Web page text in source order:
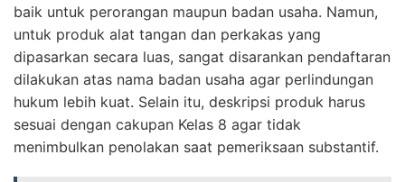
baik untuk perorangan maupun badan usaha. Namun,
untuk produk alat tangan dan perkakas yang
dipasarkan secara luas, sangat disarankan pendaftaran
dilakukan atas nama badan usaha agar perlindungan
hukum lebih kuat. Selain itu, deskripsi produk harus
sesuai dengan cakupan Kelas 8 agar tidak
menimbulkan penolakan saat pemeriksaan substantif.